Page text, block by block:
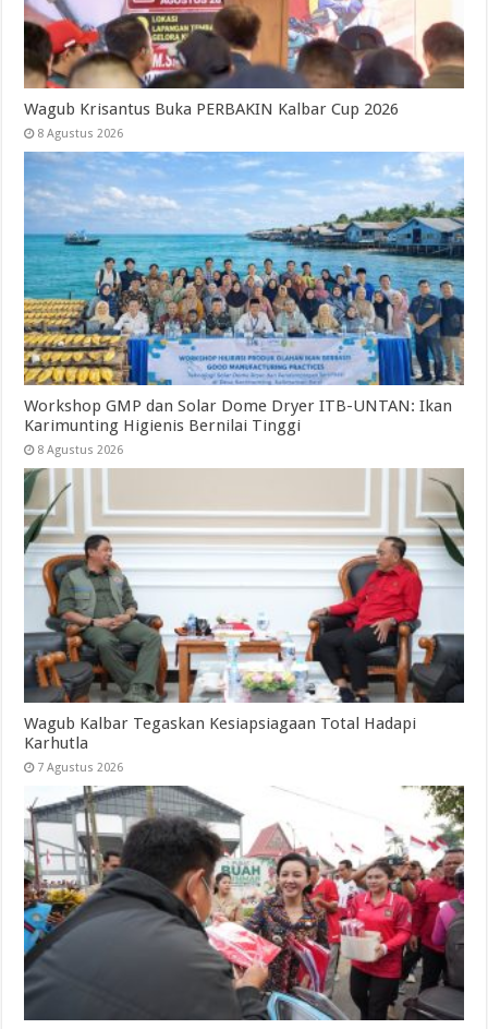
Wagub Krisantus Buka PERBAKIN Kalbar Cup 2026
8 Agustus 2026
Workshop GMP dan Solar Dome Dryer ITB-UNTAN: Ikan
Karimunting Higienis Bernilai Tinggi
8 Agustus 2026
Wagub Kalbar Tegaskan Kesiapsiagaan Total Hadapi
Karhutla
7 Agustus 2026